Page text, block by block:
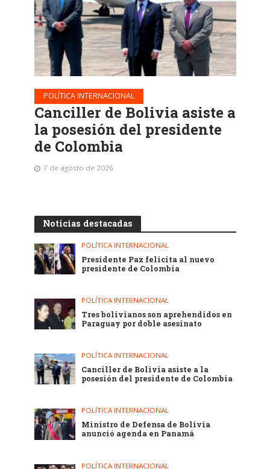
POLÍTICA INTERNACIONAL
Canciller de Bolivia asiste a
la posesión del presidente
de Colombia
7 de agosto de 2026
Noticias destacadas
POLÍTICA INTERNACIONAL
Presidente Paz felicita al nuevo
presidente de Colombia
POLÍTICA INTERNACIONAL
Tres bolivianos son aprehendidos en
Paraguay por doble asesinato
POLÍTICA INTERNACIONAL
Canciller de Bolivia asiste a la
posesión del presidente de Colombia
POLÍTICA INTERNACIONAL
Ministro de Defensa de Bolivia
anunció agenda en Panamá
POLÍTICA INTERNACIONAL